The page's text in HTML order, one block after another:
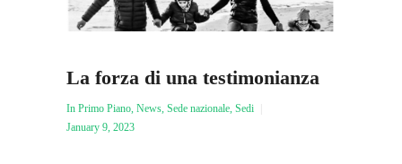
La forza di una testimonianza
In Primo Piano News Sede nazionale Sedi
January 9, 2023